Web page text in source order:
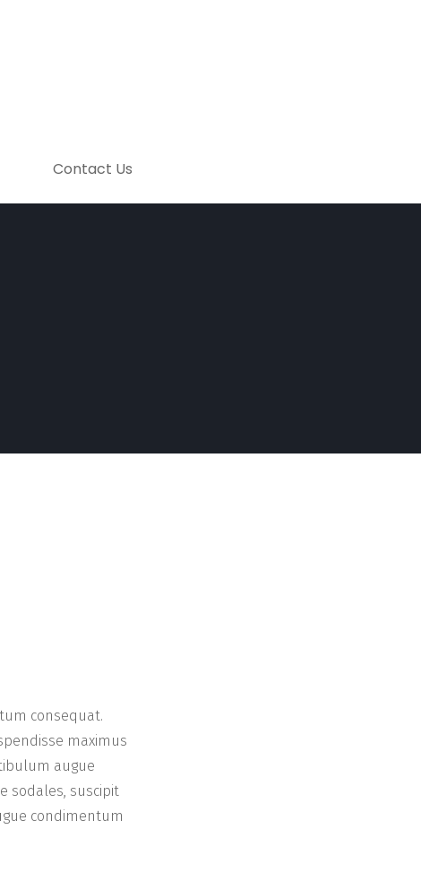
Contact Us
consequat.
maximus
augue
sodales, suscipit
condimentum